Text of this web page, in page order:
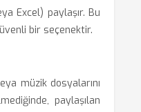
Excel) paylaşır. Bu
bir seçenektir.
müzik dosyalarını
paylaşılan